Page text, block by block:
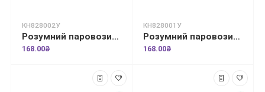
КН828002У
Розумний паровозик. 2+ Форми
168.00₴
КН828001У
Розумний паровозик. Цифри
168.00₴